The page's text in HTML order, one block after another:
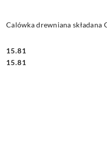
Calówka drewniana składana
Cena:
15.81
Cena:
15.81